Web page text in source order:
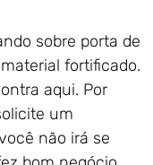
sobre porta de
fortificado.
aqui. Por
um
não irá se